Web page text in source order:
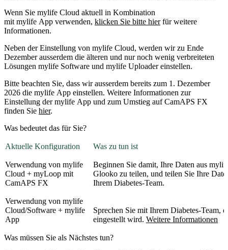
Wenn Sie mylife Cloud aktuell in Kombination
mit mylife App verwenden, klicken Sie bitte hierfür weitere
Informationen.
Neben der Einstellung von mylife Cloud, werden wir zu Ende
Dezember ausserdem die älteren und nur noch wenig verbreiteten
Lösungen mylife Software und mylife Uploader einstellen.
Bitte beachten Sie, dass wir ausserdem bereits zum 1. Dezember
2026 die mylife App einstellen. Weitere Informationen zur
Einstellung der mylife App und zum Umstieg auf CamAPS FX
finden Sie hier.
Was bedeutet das für Sie?
Aktuelle Konfiguration Was zu tun ist
Verwendung von mylife
Cloud + myLoop mit
CamAPS FX
Beginnen Sie damit, Ihre Daten aus
Glooko zu teilen, und teilen Sie Ihre
Ihrem Diabetes-Team.
Verwendung von mylife
Cloud/Software + mylife
App
Sprechen Sie mit Ihrem Diabetes-Team,
eingestellt wird. Weitere Informationen
Was müssen Sie als Nächstes tun?